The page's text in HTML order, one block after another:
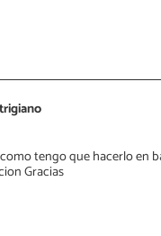
tengo que hacerlo en
Gracias